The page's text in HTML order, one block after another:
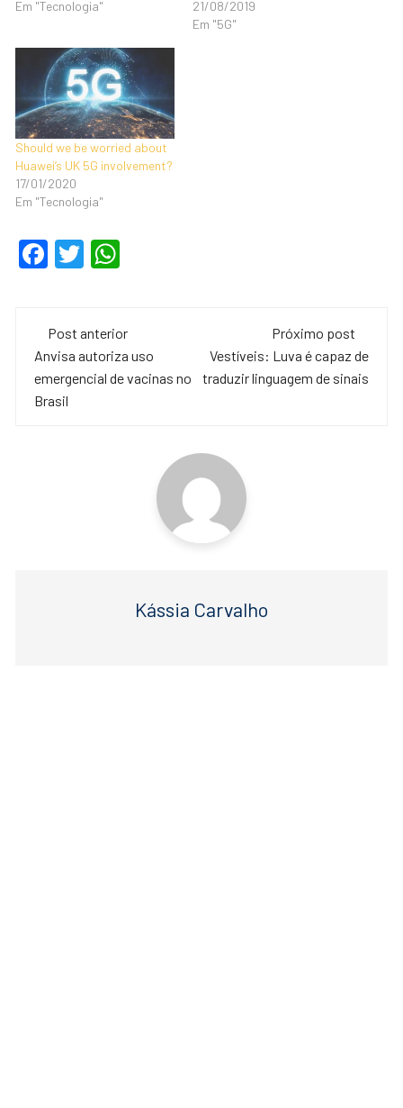
Em "Tecnologia"
21/08/2019
Em "5G"
Should we be worried about
Huawei’s UK 5G involvement?
17/01/2020
Em "Tecnologia"
F
e
b
o
T
er s
A
Navegação
de
post
Post anterior
Anvisa autoriza uso
emergencial de vacinas no
Brasil
Próximo post
Vestíveis: Luva é capaz de
traduzir linguagem de sinais
Kássia Carvalho